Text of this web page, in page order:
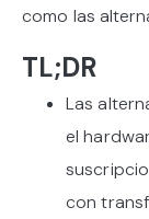
como las
TL;DR
Las
el
con